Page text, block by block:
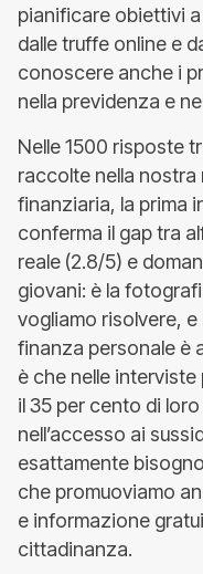
pianificare obiettivi
dalle truffe online e
conoscere anche i
nella previdenza e
Nelle 1500 risposte
raccolte nella nostra
finanziaria, la prima
conferma il gap tra
reale (2.8/5) e
giovani: è la
vogliamo risolvere,
finanza personale è
è che nelle
il 35 per cento di
nell’accesso ai
esattamente
che promuoviamo
e informazione
cittadinanza.